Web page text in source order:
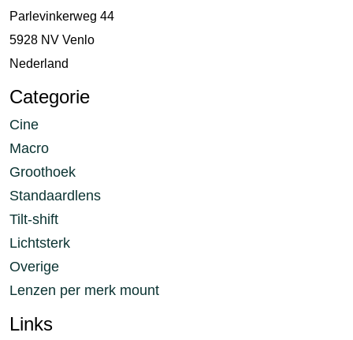
Parlevinkerweg 44
5928 NV Venlo
Nederland
Categorie
Cine
Macro
Groothoek
Standaardlens
Tilt-shift
Lichtsterk
Overige
Lenzen per merk mount
Links